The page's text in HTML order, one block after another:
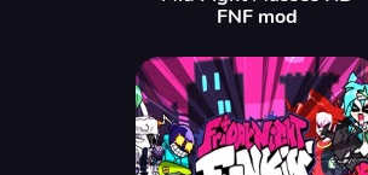
FNF mod